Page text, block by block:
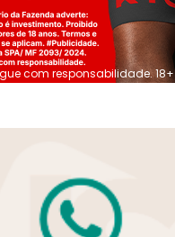
com responsabilidade. 18+